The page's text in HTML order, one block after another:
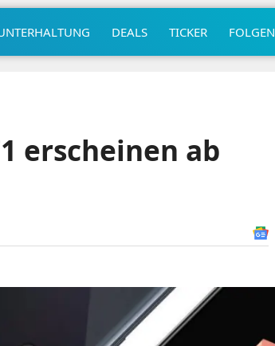
DEALS TICKER FOLGEN
erscheinen ab